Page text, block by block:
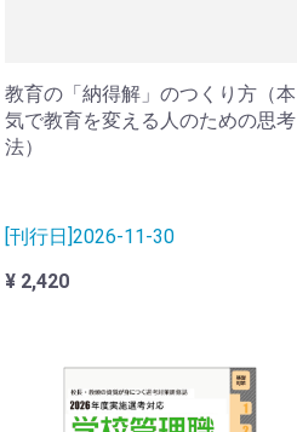
教育の「納得解」のつくり方（本
気で教育を変える人のための思考
法）
[刊行日]2026-11-30
¥ 2,420